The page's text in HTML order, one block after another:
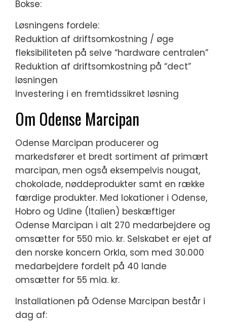
Bokse:
Løsningens fordele:
Reduktion af driftsomkostning / øge
fleksibiliteten på selve “hardware centralen”
Reduktion af driftsomkostning på “dect”
løsningen
Investering i en fremtidssikret løsning
Om Odense Marcipan
Odense Marcipan producerer og
markedsfører et bredt sortiment af primært
marcipan, men også eksempelvis nougat,
chokolade, nøddeprodukter samt en række
færdige produkter. Med lokationer i Odense,
Hobro og Udine (Italien) beskæftiger
Odense Marcipan i alt 270 medarbejdere og
omsætter for 550 mio. kr. Selskabet er ejet af
den norske koncern Orkla, som med 30.000
medarbejdere fordelt på 40 lande
omsætter for 55 mia. kr.
Installationen på Odense Marcipan består i
dag af: